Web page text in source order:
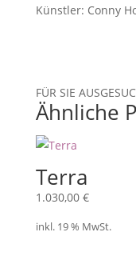
Künstler: Conny
FÜR SIE
Ähnliche
Terra
1.030,00 €
inkl. 19 % MwSt.